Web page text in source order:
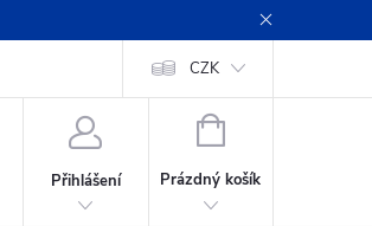
Podmínky ochrany
CZK
Přihlášení
NÁKUPNÍ
Prázdný košík